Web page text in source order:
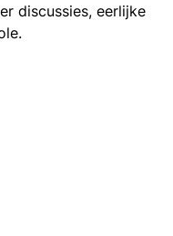
discussies, eerlijke